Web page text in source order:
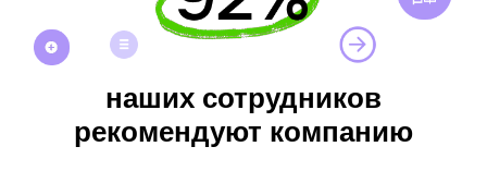
наших сотрудников
рекомендуют компанию